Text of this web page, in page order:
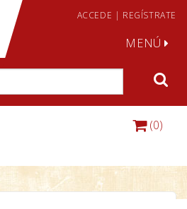
ACCEDE | REGÍSTRATE
MENÚ
(0)